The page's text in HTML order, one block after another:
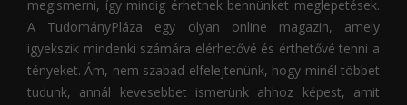
megismerni, így mindig érhetnek bennünket meglepetések.
A TudományPláza egy olyan online magazin, amely
igyekszik mindenki számára elérhetővé és érthetővé tenni a
tényeket. Ám, nem szabad elfelejtenünk, hogy minél többet
tudunk, annál kevesebbet ismerünk ahhoz képest, amit